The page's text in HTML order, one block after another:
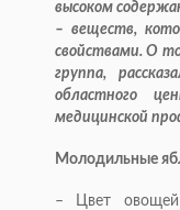
высоком
– веществ,
свойствами. О
группа,
областного
медицинской
Молодильные
– Цвет